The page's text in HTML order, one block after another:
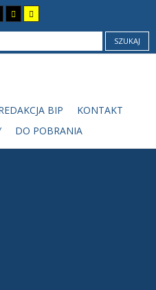
SZUKAJ
BIP
KONTAKT
DO POBRANIA